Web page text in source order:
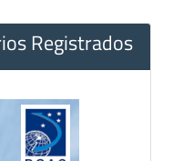
Registrados